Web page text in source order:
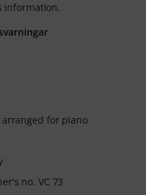
arranged for piano
no. VC 73
information.